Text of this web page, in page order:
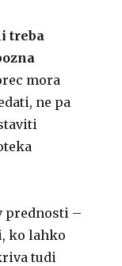
treba
mora
ne pa
prednosti –
ko lahko
tudi